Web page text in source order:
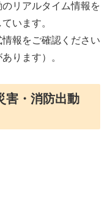
リアルタイム情報を
います。
報をご確認ください
ります）。
害・消防出動